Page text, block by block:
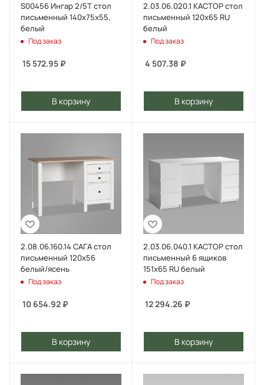
S00456 Ингар 2/5Т стол
письменный 140x75x55,
белый
Под заказ
15 572.95 ₽
В корзину
2.03.06.020.1 КАСТОР стол
письменный 120х65 RU
белый
Под заказ
4 507.38 ₽
В корзину
2.08.06.160.14 САГА стол
письменный 120х56
белый/ясень
Под заказ
10 654.92 ₽
В корзину
2.03.06.040.1 КАСТОР стол
письменный 6 ящиков
151х65 RU белый
Под заказ
12 294.26 ₽
В корзину